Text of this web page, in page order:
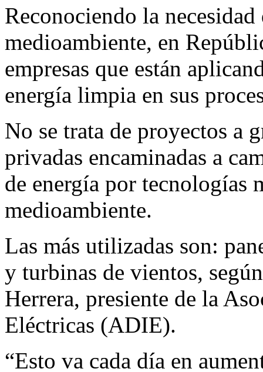
Reconociendo la
medioambiente, en
empresas que están
energía limpia en sus
No se trata de proyectos a
privadas encaminadas a
de energía por tecnologías
medioambiente.
Las más utilizadas son:
y turbinas de vientos,
Herrera, presiente de la
Eléctricas (ADIE).
“Esto va cada día en